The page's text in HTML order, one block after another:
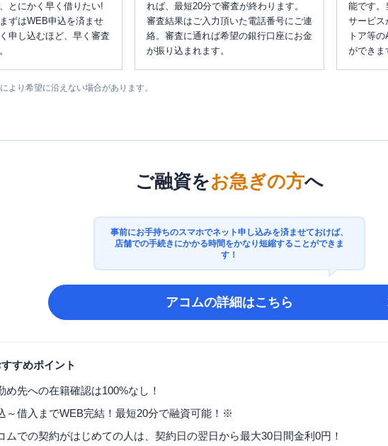
とにかく早く借りたい!
ずはWEB申込を済ませ
申し込むほど、早く審査
れば、最短20分で審査が終わります。
審査結果はご入力頂いた電話番号にご連
絡。審査に通れば希望の銀行口座にお金
が振り込まれます。
能です。
サービス
トア等
ができま
より希望に沿えない場合があります。
ご融資をお急ぎの方へ
事前にお手持ちのスマホでネット申し込みを済ませておけば、
店舗での手続きにかかる時間をかなり短縮することができま
す！
アコムの詳細はこちら
すめポイント
め先への在籍確認は100%なし！
～借入までWEB完結！最短20分で融資可能！※
ムでの契約がはじめての人は、契約日の翌日から最大30日間金利0円！